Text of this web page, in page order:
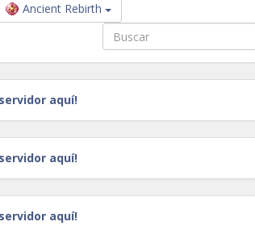
Ancient Rebirth
aquí!
aquí!
aquí!